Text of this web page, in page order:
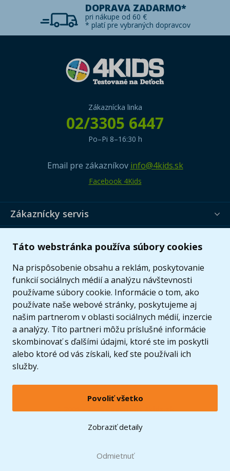
Táto webstránka používa súbory cookies
Na prispôsobenie obsahu a reklám, poskytovanie
funkcií sociálnych médií a analýzu návštevnosti
používame súbory cookie. Informácie o tom, ako
používate naše webové stránky, poskytujeme aj
našim partnerom v oblasti sociálnych médií, inzercie
a analýzy. Títo partneri môžu príslušné informácie
skombinovať s ďalšími údajmi, ktoré ste im poskytli
alebo ktoré od vás získali, keď ste používali ich
služby.
Povoliť všetko
Zobraziť detaily
Odmietnuť
DOPRAVA ZADARMO*
pri nákupe od 60 €
* platí pre vybraných dopravcov
Zákaznícka linka
02/3305 6447
Po–Pi 8–16:30 h
Email pre zákazníkov info@4kids.sk
Facebook 4Kids
Zákaznícky servis
© 2005 - 2026 Copyright 4kids.sk
LEGO, logo LEGO a minifigúrka sú ochrannými známkami spoločnosti LEGO Group. ©
2024 The LEGO Group.
Zobraziť verziu pre desktop
Doprava zadarmopri nákupe od